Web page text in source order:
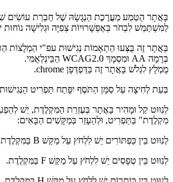
בָּאֲתָר הֻטְמַע מַעֲרֶכֶת הַנְגָשָׂהּ שֶׁל חֶבְרַת עוֹשִׂים
לַמִּשְׁתַּמֵּשׁ לִבְחֹר בְּאֶפְשָׁרוּיוֹת צְפִיָּה וּגְלִישָׁה נוֹחוּת
בְּרָמָה AA וּמִסְמָךְ WCAG2.0 הַבֵּינְלְאֻמִּי.
מֻמְלָץ לִגְלֹשׁ בָּאֲתָר זֶה בַּדַּפְדְּפָן chrome.
בְּעֵת לְחִיצָה עַל סַמָּן הַתֹּסֶף יִפָּתַח תַּפְרִיט
לְנִוּוּט קַל וּמָהִיר בָּאֲתָר בְּעֶזְרַת הַמִּקְלֶדֶת, יֵשׁ
מִקְלֶדֶת" בַּתַּפְרִיט, וּלְהֵעָזֵר בְּמַקָּשִׁים הַבָּאִים:
לְנִוּוּט בֵּין כַּפְתּוֹרִים יֵשׁ לִלְחֹץ עַל מַקַּשׁ B בַּמִּקְלֶדֶת.
לְנִוּוּט בֵּין טְפָסִים יֵשׁ לִלְחֹץ עַל מַקַּשׁ F בַּמִּקְלֶדֶת.